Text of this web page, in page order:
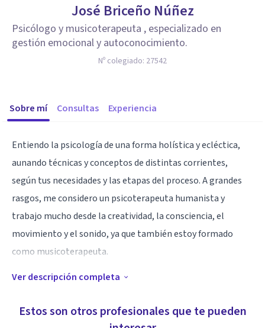
José Briceño Núñez
Psicólogo y musicoterapeuta , especializado en
gestión emocional y autoconocimiento.
Nº colegiado: 27542
Sobre mí Consultas Experiencia
Entiendo la psicología de una forma holística y ecléctica,
aunando técnicas y conceptos de distintas corrientes,
según tus necesidades y las etapas del proceso. A grandes
rasgos, me considero un psicoterapeuta humanista y
trabajo mucho desde la creatividad, la consciencia, el
movimiento y el sonido, ya que también estoy formado
como musicoterapeuta.
trabajar juntos en los temas y situaciones que te preocupan
y te provocan sufrimiento o bloqueo. Estoy seguro de que
Ver descripción completa
Estos son otros profesionales que te pueden